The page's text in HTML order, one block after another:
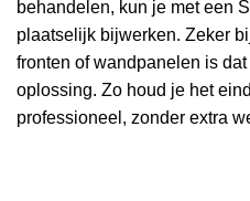
behandelen, kun je met een
plaatselijk bijwerken. Zeker
fronten of wandpanelen is
oplossing. Zo houd je het
professioneel, zonder extra